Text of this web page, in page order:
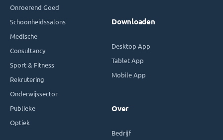
Onroerend Goed
Schoonheidssalons
Medische
Consultancy
Sport & Fitness
Rekrutering
Onderwijssector
Publieke
Optiek
Downloaden
Desktop App
Tablet App
Mobile App
Over
Bedrijf